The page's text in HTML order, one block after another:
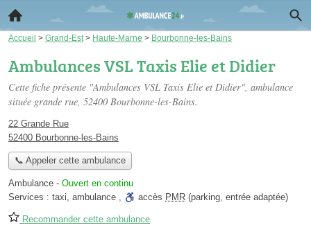
Accueil > Grand-Est > Haute-Marne > Bourbonne-les-Bains
Ambulances VSL Taxis Elie et Didier
Cette fiche présente "Ambulances VSL Taxis Elie et Didier", ambulance
située grande rue, 52400 Bourbonne-les-Bains.
22 Grande Rue
52400 Bourbonne-les-Bains
📞 Appeler cette ambulance
Ambulance - Ouvert en continu
Services : taxi, ambulance , accès PMR (parking, entrée adaptée)
Recommander cette ambulance